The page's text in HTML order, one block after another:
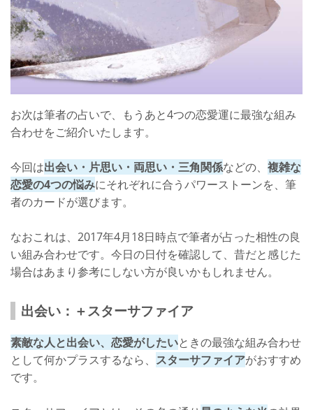
お次は筆者の占いで、もうあと4つの恋愛運に最強な組み
合わせをご紹介いたします。
今回は出会い・片思い・両思い・三角関係などの、 複雑な
恋愛の4つの悩みにそれぞれに合うパワーストーンを、筆
者のカードが選びます。
なおこれは、2017年4月18日時点で筆者が占った相性の良
い組み合わせです。今日の日付を確認して、昔だと感じた
場合はあまり参考にしない方が良いかもしれません。
出会い：＋スターサファイア
素敵な人と出会い、恋愛がしたいときの最強な組み合わせ
として何かプラスするなら、 スターサファイアがおすすめ
です。